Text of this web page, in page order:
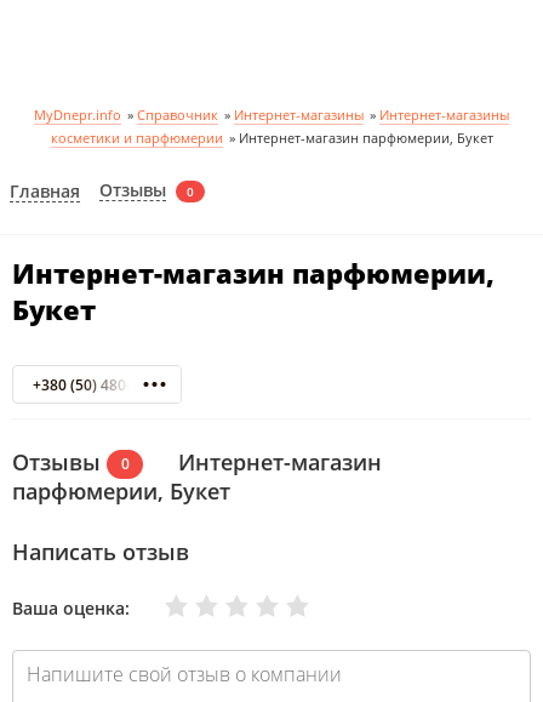
MyDnepr.info » Справочник » Интернет-магазины » Интернет-магазины
косметики и парфюмерии » Интернет-магазин парфюмерии, Букет
Главная Отзывы 0
Интернет-магазин парфюмерии,
Букет
+380 (50) 480-41-12
Отзывы 0
Интернет-магазин
парфюмерии, Букет
Написать отзыв
Ваша оценка: Отлично
Хорошо
Нормально
Плохо
Очень плохо